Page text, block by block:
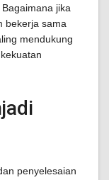
jika
bekerja sama
mendukung
penyelesaian